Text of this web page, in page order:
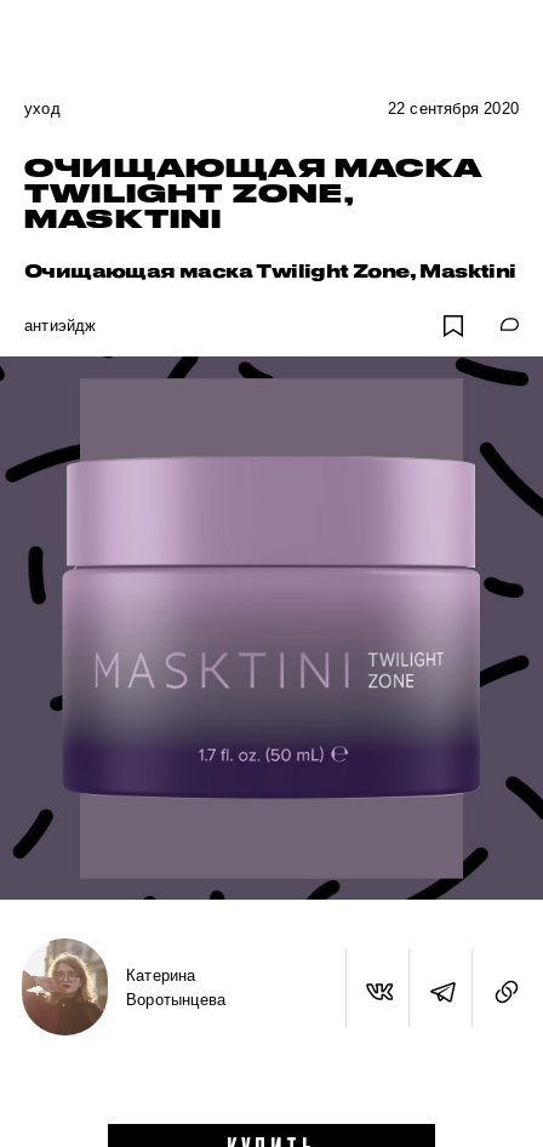
уход 22 сентября 2020
ОЧИЩАЮЩАЯ МАСКА
TWILIGHT ZONE,
MASKTINI
Очищающая маска Twilight Zone, Masktini
антиэйдж
Катерина
Воротынцева